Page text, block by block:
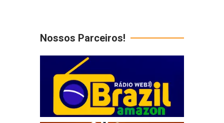
Nossos Parceiros!